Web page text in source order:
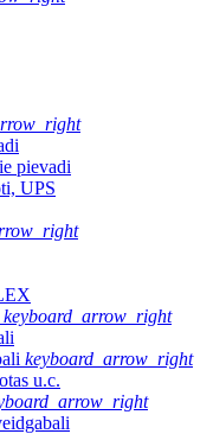
pievadi
UPS
keyboard_arrow_right
keyboard_arrow_right
u.c.